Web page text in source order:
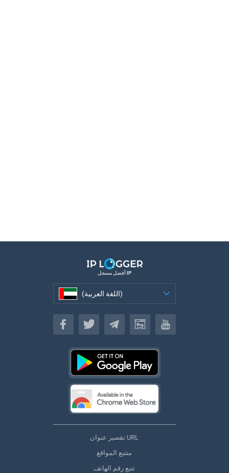
أفضل مسجل IP
(اللغة العربية)
(اللغة العربية)
تقصير عنوان URL
متتبع المواقع
تتبع رقم الهاتف